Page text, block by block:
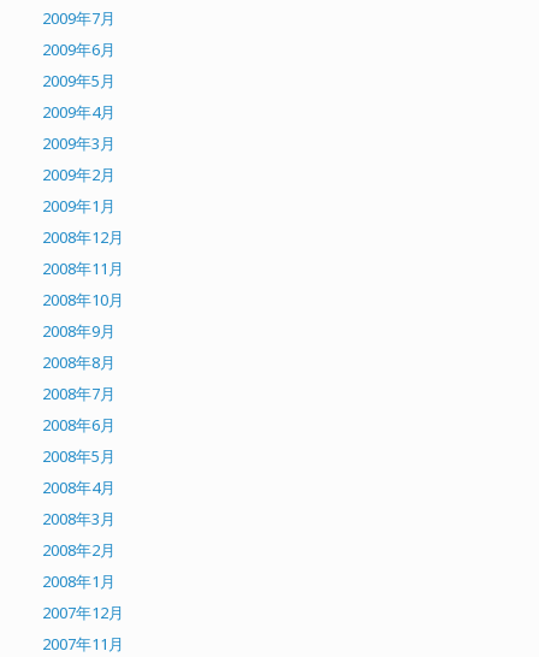
2009年7月
2009年6月
2009年5月
2009年4月
2009年3月
2009年2月
2009年1月
2008年12月
2008年11月
2008年10月
2008年9月
2008年8月
2008年7月
2008年6月
2008年5月
2008年4月
2008年3月
2008年2月
2008年1月
2007年12月
2007年11月